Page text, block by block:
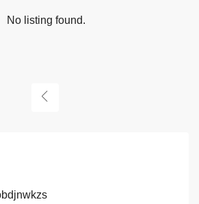
No listing found.